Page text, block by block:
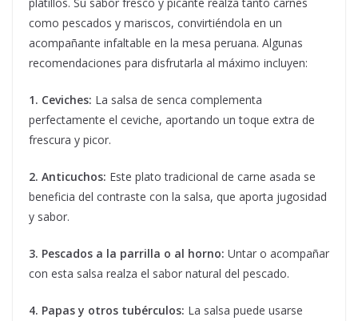
platillos. Su sabor fresco y picante realza tanto carnes
como pescados y mariscos, convirtiéndola en un
acompañante infaltable en la mesa peruana. Algunas
recomendaciones para disfrutarla al máximo incluyen:
1. Ceviches: La salsa de senca complementa
perfectamente el ceviche, aportando un toque extra de
frescura y picor.
2. Anticuchos: Este plato tradicional de carne asada se
beneficia del contraste con la salsa, que aporta jugosidad
y sabor.
3. Pescados a la parrilla o al horno: Untar o acompañar
con esta salsa realza el sabor natural del pescado.
4. Papas y otros tubérculos: La salsa puede usarse